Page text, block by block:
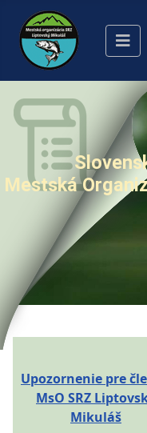
Mestská
Upozornenie pre
MsO SRZ
Mikuláš